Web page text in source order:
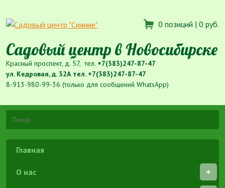
0 позиций | 0 руб.
Садовый центр в Новосибирске
Красный проспект, д. 57, тел. +7(383)247-87-47
ул. Кедровая, д. 32А тел. +7(383)247-87-47
8-913-980-99-36 (только для сообщений WhatsApp)
Главная
О нас